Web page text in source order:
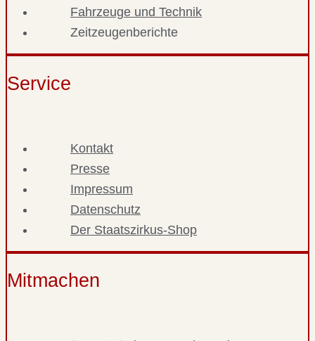
Fahrzeuge und Technik
Zeitzeugenberichte
Service
Kontakt
Presse
Impressum
Datenschutz
Der Staatszirkus-Shop
Mitmachen